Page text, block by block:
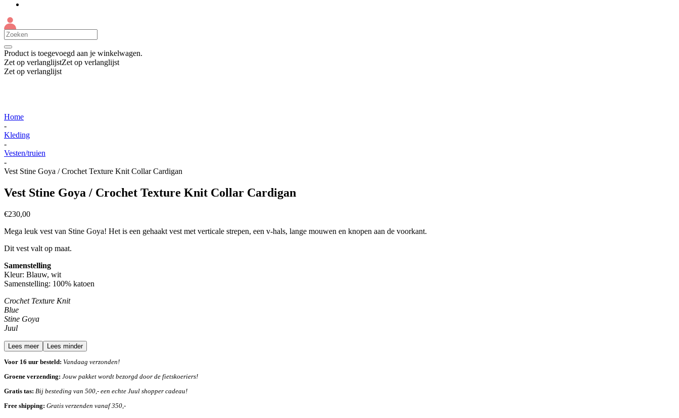
Product is toegevoegd aan je winkelwagen.
Zet op verlanglijstZet op verlanglijst
Zet op verlanglijst
Home
-
Kleding
-
Vesten/truien
-
Vest Stine Goya / Crochet Texture Knit Collar Cardigan
Vest Stine Goya / Crochet Texture Knit Collar Cardigan
€230,00
Mega leuk vest van Stine Goya! Het is een gehaakt vest met verticale strepen, een v-hals, lange mouwen en knopen aan de voorkant.
Dit vest valt op maat.
Samenstelling
Kleur: Blauw, wit
Samenstelling: 100% katoen
Crochet Texture Knit
Blue
Stine Goya
Juul
Lees meer Lees minder
Voor 16 uur besteld: Vandaag verzonden!
Groene verzending: Jouw pakket wordt bezorgd door de fietskoeriers!
Gratis tas: Bij besteding van 500,- een echte Juul shopper cadeau!
Free shipping: Gratis verzenden vanaf 350,-